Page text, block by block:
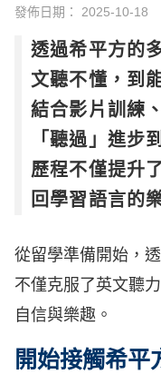
發佈日期： 2025-10-18
透過希平方的
文聽不懂，到
結合影片訓練
「聽過」進步
歷程不僅提升
回學習語言的
從留學準備開始，
不僅克服了英文聽
自信與樂趣。
開始接觸希平